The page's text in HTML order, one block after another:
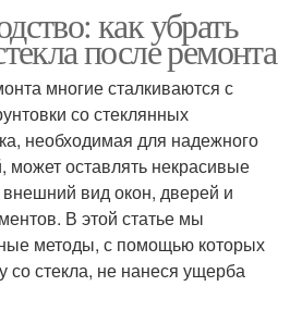
как убрать
после ремонта
многие сталкиваются с
со стеклянных
необходимая для надежного
может оставлять некрасивые
вид окон, дверей и
В этой статье мы
методы, с помощью которых
со стекла, не нанеся ущерба